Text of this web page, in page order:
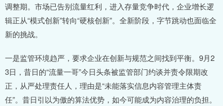
调整期。市场已告别流量红利，进入存量竞争时代，企业增长逻
辑正从“模式创新”转向“硬核创新”。全新阶段，字节跳动也面临全
新的挑战。
一是监管环境趋严，要求企业在创新与规范之间找到平衡。9月2
3日，昔日的“流量一哥”今日头条被监管部门约谈并责令限期改
正，从严处理责任人，理由是“未能落实信息内容管理主体责
任”。昔日引以为傲的算法优势，如今可能成为内容治理的负担。